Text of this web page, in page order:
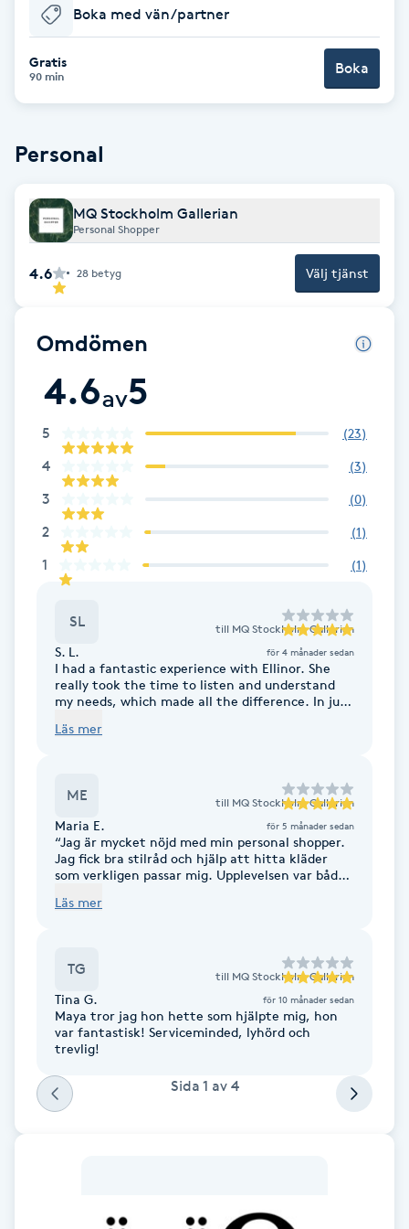
Babylights
Balayage
Barnklippning
Blowout
Bottenfärg
Brynformning
Brynfärgning
Brynplockning
Celluliter
Coachning
Cryoterapi
Damklippning
Diamantslipning
Enzympeeling
Eyeliner-tatuering
Boka med vän/partner
Gratis
90 min Boka
Personal
MQ Stockholm Gallerian
Personal Shopper
4.6 28 betyg Välj tjänst
Omdömen
4.6av5
5 (23)
4 (3)
3 (0)
2 (1)
1 (1)
SL till MQ Stockholm Gallerian
S. L. för 4 månader sedan
I had a fantastic experience with Ellinor. She
really took the time to listen and understand
my needs, which made all the difference. In just
suit me, both in style and fit. It was efficient,
Läs mer
ME till MQ Stockholm Gallerian
Maria E. för 5 månader sedan
“Jag är mycket nöjd med min personal shopper.
Jag fick bra stilråd och hjälp att hitta kläder
som verkligen passar mig. Upplevelsen var både
rekommendera
Läs mer
TG till MQ Stockholm Gallerian
Tina G. för 10 månader sedan
Maya tror jag hon hette som hjälpte mig, hon
var fantastisk! Serviceminded, lyhörd och
trevlig!
Sida 1 av 4